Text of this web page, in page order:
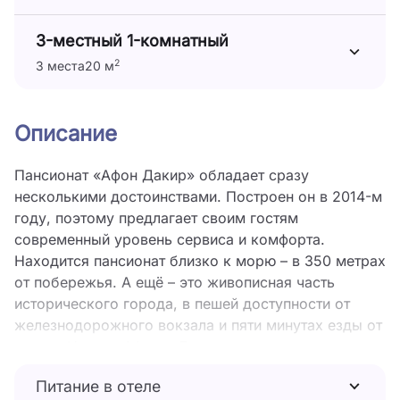
3-местный 1-комнатный
3 места20 м2
Описание
Пансионат «Афон Дакир» обладает сразу
несколькими достоинствами. Построен он в 2014-м
году, поэтому предлагает своим гостям
современный уровень сервиса и комфорта.
Находится пансионат близко к морю – в 350 метрах
от побережья. А ещё – это живописная часть
исторического города, в пешей доступности от
железнодорожного вокзала и пяти минутах езды от
Новоафонской пещерой – кельи
Питание в отеле